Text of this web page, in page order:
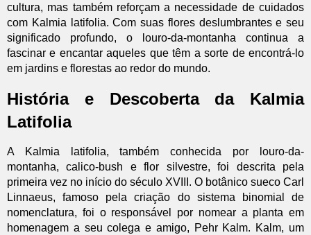
cultura, mas também reforçam a necessidade de cuidados
com Kalmia latifolia. Com suas flores deslumbrantes e seu
significado profundo, o louro-da-montanha continua a
fascinar e encantar aqueles que têm a sorte de encontrá-lo
em jardins e florestas ao redor do mundo.
História e Descoberta da Kalmia
Latifolia
A Kalmia latifolia, também conhecida por louro-da-
montanha, calico-bush e flor silvestre, foi descrita pela
primeira vez no início do século XVIII. O botânico sueco Carl
Linnaeus, famoso pela criação do sistema binomial de
nomenclatura, foi o responsável por nomear a planta em
homenagem a seu colega e amigo, Pehr Kalm. Kalm, um